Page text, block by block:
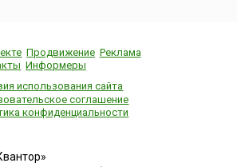
Продвижение Реклама
Информеры
использования сайта
соглашение
конфиденциальности